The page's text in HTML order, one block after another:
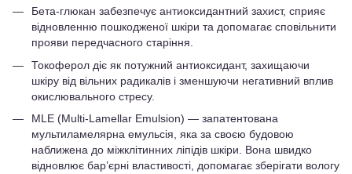
Бета-глюкан забезпечує антиоксидантний захист, сприяє
відновленню пошкодженої шкіри та допомагає сповільнити
прояви передчасного старіння.
Токоферол діє як потужний антиоксидант, захищаючи
шкіру від вільних радикалів і зменшуючи негативний вплив
окислювального стресу.
MLE (Multi-Lamellar Emulsion) — запатентована
мультиламелярна емульсія, яка за своєю будовою
наближена до міжклітинних ліпідів шкіри. Вона швидко
відновлює бар’єрні властивості, допомагає зберігати вологу